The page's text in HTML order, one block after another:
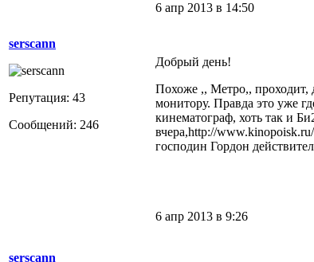
serscann
Репутация: 43
Сообщений: 246
6 апр 2013 в 14:50
Добрый день!
Похоже ,, Метро,, проходит,
монитору. Правда это уже
кинематограф, хоть так и
вчера,http://
господин Гордон
serscann
6 апр 2013 в 9:26